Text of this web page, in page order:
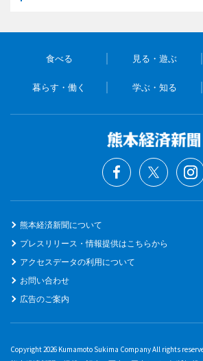
食べる 見る・遊ぶ
暮らす・働く 学ぶ・知る
熊本経済新聞について
プレスリリース・情報提供はこちらから
アクセスデータの利用について
お問い合わせ
広告のご案内
Copyright 2026 Kumamoto Sukima Company All rights